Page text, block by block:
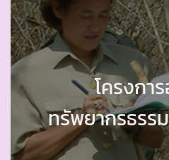
โครงกา
ทรัพยากรธรร